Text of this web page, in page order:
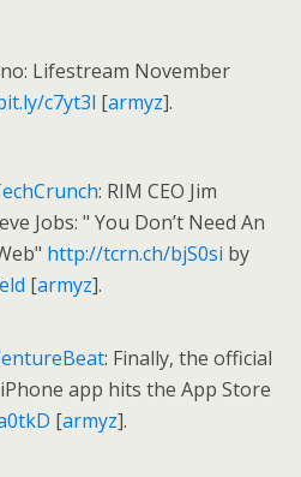
Lifestream November
c7yt3l [armyz].
: RIM CEO Jim
Jobs: " You Don’t Need An
http://tcrn.ch/bjS0si by
[armyz].
: Finally, the official
app hits the App Store
[armyz].